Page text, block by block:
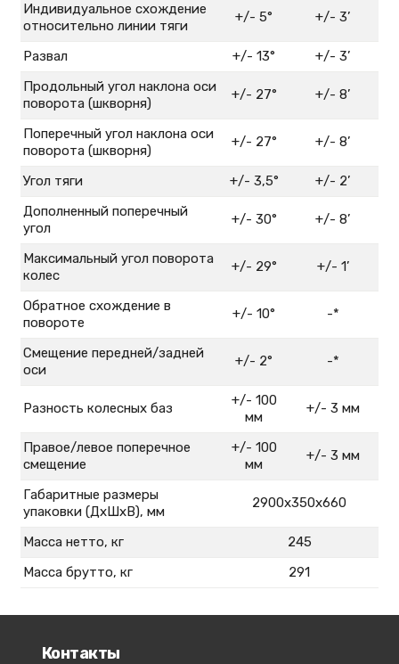
Индивидуальное схождение
относительно линии тяги
+/- 5° +/- 3’
Развал +/- 13°
+/- 3’
Продольный угол наклона оси
поворота (шкворня)
+/- 27° +/- 8’
Поперечный угол наклона оси
поворота (шкворня)
+/- 27° +/- 8’
Угол тяги +/- 3,5°
+/- 2’
Дополненный поперечный
угол
+/- 30° +/- 8’
Максимальный угол поворота
колес
+/- 29° +/- 1’
Обратное схождение в
повороте
+/- 10° -*
Смещение передней/задней
оси
+/- 2° -*
Разность колесных баз
+/- 100
мм
+/- 3 мм
Правое/левое поперечное
смещение
+/- 100
мм
+/- 3 мм
Габаритные размеры
упаковки (ДхШхВ), мм
2900х350х660
Масса нетто, кг
245
Масса брутто, кг
291
Контакты